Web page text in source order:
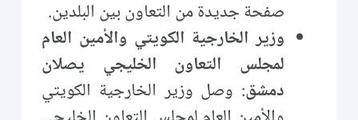
صفحة جديدة من التعاون بين البلدين.
وزير الخارجية الكويتي والأمين العام
لمجلس التعاون الخليجي يصلان
دمشق: وصل وزير الخارجية الكويتي